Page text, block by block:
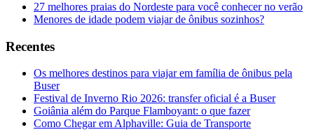
27 melhores praias do Nordeste para você conhecer no verão
Menores de idade podem viajar de ônibus sozinhos?
Recentes
Os melhores destinos para viajar em família de ônibus pela
Buser
Festival de Inverno Rio 2026: transfer oficial é a Buser
Goiânia além do Parque Flamboyant: o que fazer
Como Chegar em Alphaville: Guia de Transporte